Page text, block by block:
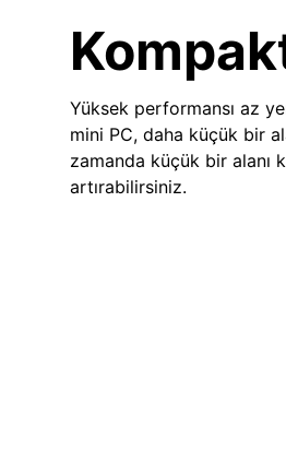
Yüksek performansı az
mini PC, daha küçük bir
zamanda küçük bir alanı
artırabilirsiniz.